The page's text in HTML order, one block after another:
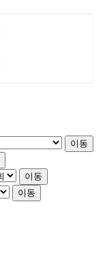
이동
이동
이동